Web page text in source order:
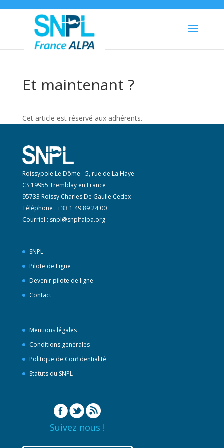
Et maintenant ?
Cet article est réservé aux adhérents.
Roissypole Le Dôme - 5, rue de La Haye
CS 19955 Tremblay en France
95733 Roissy Charles De Gaulle Cedex
Téléphone : +33 1 49 89 24 00
Courriel : snpl@snplfalpa.org
SNPL
Pilote de Ligne
Devenir pilote de ligne
Contact
Mentions légales
Conditions générales
Politique de Confidentialité
Statuts du SNPL
Suivez nous !